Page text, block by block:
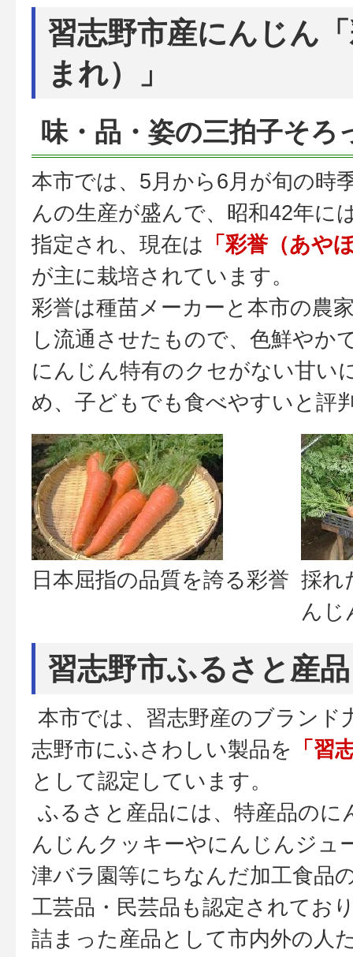
習志野市産にんじん
まれ）」
味・品・姿の三拍子そろ
本市では、5月から6月が旬の時
んの生産が盛んで、昭和42年に
指定され、現在は 「彩誉（あや
が主に栽培されています。
彩誉は種苗メーカーと本市の農
し流通させたもので、色鮮やか
にんじん特有のクセがない甘い
め、子どもでも食べやすいと評
日本屈指の品質を誇る彩誉 採れ
んじ
習志野市ふるさと産品
本市では、習志野産のブランド
志野市にふさわしい製品を 「習
として認定しています。
ふるさと産品には、特産品のに
んじんクッキーやにんじんジュ
津バラ園等にちなんだ加工食品
工芸品・民芸品も認定されてお
詰まった産品として市内外の人